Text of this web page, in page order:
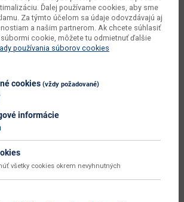
1 ks
Soraya M
zmontované
utierať navlhko
Ďalej používame cookies, aby sme
Za týmto účelom sa údaje odovzdávajú aj
a našim partnerom. Ak chcete súhlasiť
cookie, môžete tu odmietnuť ďalšie
používania súborov cookies
cookies (vždy požadované)
informácie
všetky cookies okrem nevyhnutných